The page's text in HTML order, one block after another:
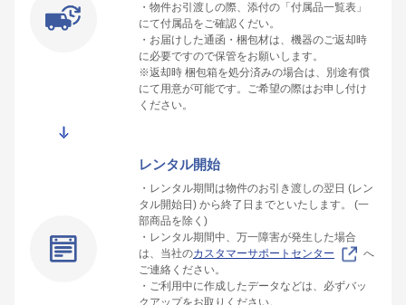
・物件お引渡しの際、添付の「付属品一覧表」
にて付属品をご確認くだい。
・お届けした通函・梱包材は、機器のご返却時
に必要ですので保管をお願いします。
※返却時 梱包箱を処分済みの場合は、別途有償
にて用意が可能です。ご希望の際はお申し付け
ください。
レンタル開始
・レンタル期間は物件のお引き渡しの翌日 (レン
タル開始日) から終了日までといたします。 (一
部商品を除く)
・レンタル期間中、万一障害が発生した場合
は、当社のカスタマーサポートセンター
へ
ご連絡ください。
・ご利用中に作成したデータなどは、必ずバッ